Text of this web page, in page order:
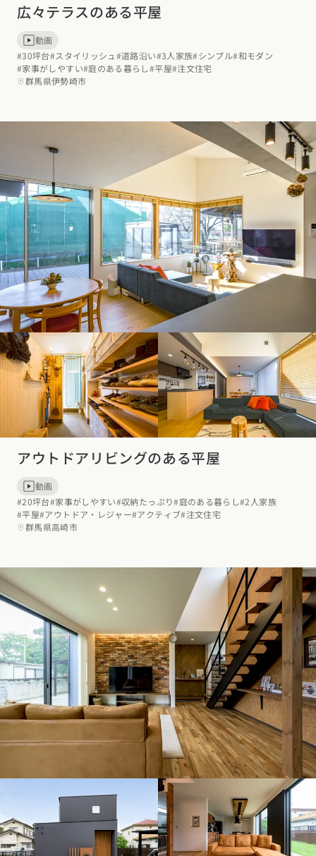
広々テラスのある平屋
動画
#30坪台#スタイリッシュ #道路沿い#3人家族#シンプル#和モダン
#家事がしやすい#庭のある暮らし#平屋#注文住宅
群馬県伊勢崎市
アウトドアリビングのある平屋
動画
#20坪台#家事がしやすい#収納たっぷり#庭のある暮らし#2人家族
#平屋#アウトドア・レジャー#アクティブ#注文住宅
群馬県高崎市